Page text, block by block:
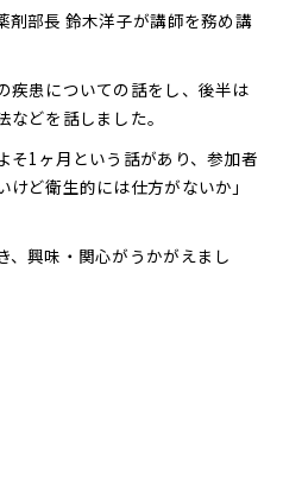
剤部長 鈴木洋子が講師を務め講
疾患についての話をし、後半は
どを話しました。
そ1ヶ月という話があり、参加者
ど衛生的には仕方がないか」
、興味・関心がうかがえまし